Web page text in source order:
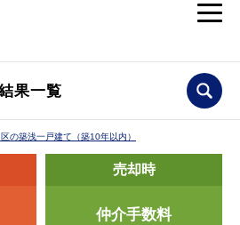
果一覧
の築浅一戸建て（築10年以内）
売却時
仲介手数料